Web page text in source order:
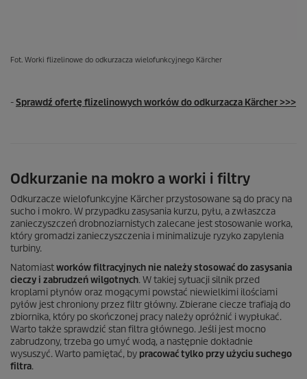
Fot. Worki flizelinowe do odkurzacza wielofunkcyjnego Kärcher
-Sprawdź ofertę flizelinowych worków do odkurzacza Kärcher >>>
Odkurzanie na mokro a worki i filtry
Odkurzacze wielofunkcyjne Kärcher przystosowane są do pracy na
sucho i mokro. W przypadku zasysania kurzu, pyłu, a zwłaszcza
zanieczyszczeń drobnoziarnistych zalecane jest stosowanie worka,
który gromadzi zanieczyszczenia i minimalizuje ryzyko zapylenia
turbiny.
Natomiastworków filtracyjnych nie należy stosować do zasysania
cieczy i zabrudzeń wilgotnych. W takiej sytuacji silnik przed
kroplami płynów oraz mogącymi powstać niewielkimi ilościami
pyłów jest chroniony przez filtr główny. Zbierane ciecze trafiają do
zbiornika, który po skończonej pracy należy opróżnić i wypłukać.
Warto także sprawdzić stan filtra głównego. Jeśli jest mocno
zabrudzony, trzeba go umyć wodą, a następnie dokładnie
wysuszyć. Warto pamiętać, by pracować tylko przy użyciu suchego
filtra.